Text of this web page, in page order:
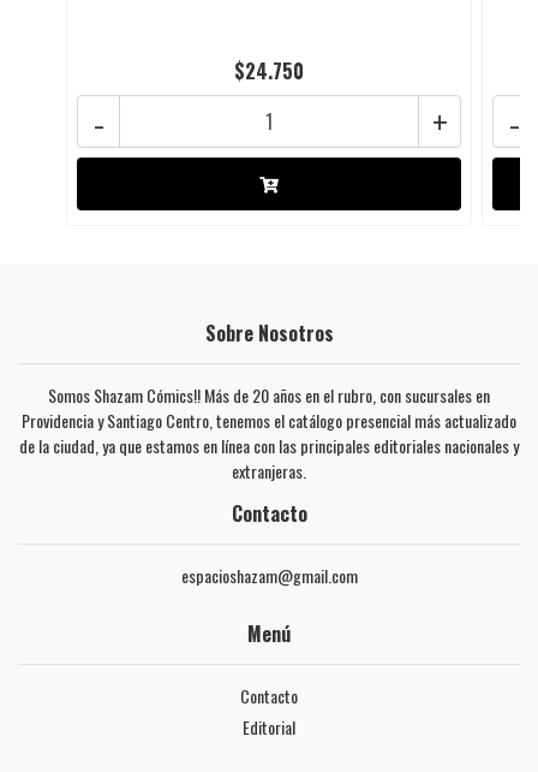
$24.750
+
- -
Sobre Nosotros
Somos Shazam Cómics!! Más de 20 años en el rubro, con sucursales en
Providencia y Santiago Centro, tenemos el catálogo presencial más actualizado
de la ciudad, ya que estamos en línea con las principales editoriales nacionales y
extranjeras.
Contacto
espacioshazam@gmail.com
Menú
Contacto
Editorial